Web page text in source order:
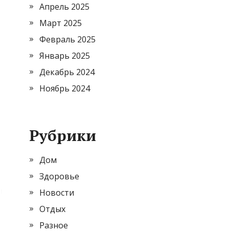
Апрель 2025
Март 2025
Февраль 2025
Январь 2025
Декабрь 2024
Ноябрь 2024
Рубрики
Дом
Здоровье
Новости
Отдых
Разное